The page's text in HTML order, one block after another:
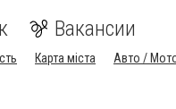
Вакансии
Карта міста Авто /